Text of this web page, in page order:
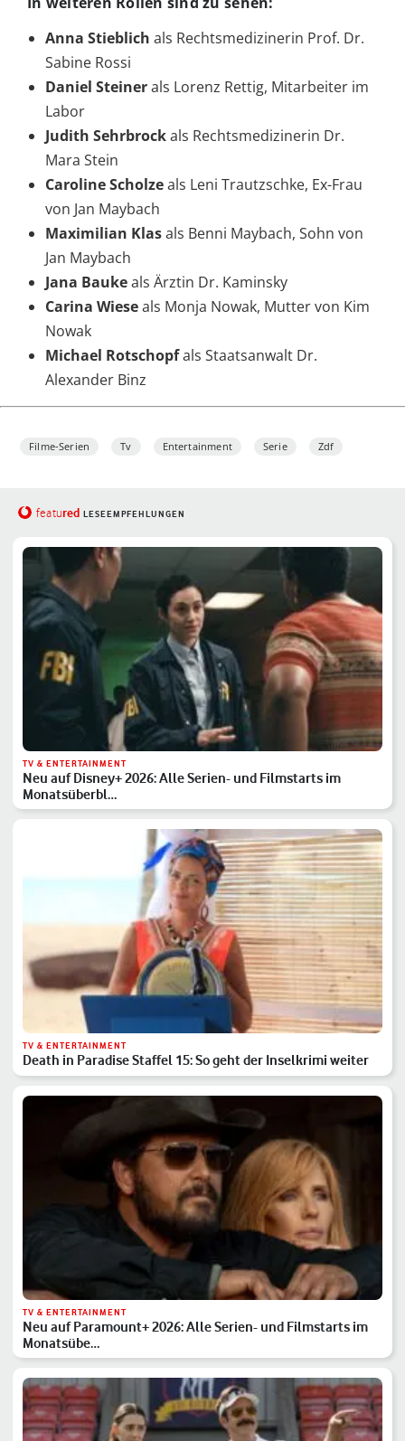
Anna Stieblich als Rechtsmedizinerin Prof. Dr.
Sabine Rossi
Daniel Steinerals Lorenz Rettig, Mitarbeiter im
Labor
Judith Sehrbrockals Rechtsmedizinerin Dr.
Mara Stein
Caroline Scholzeals Leni Trautzschke, Ex-Frau
von Jan Maybach
Maximilian Klasals Benni Maybach, Sohn von
Jan Maybach
Jana Baukeals Ärztin Dr. Kaminsky
Carina Wieseals Monja Nowak, Mutter von Kim
Nowak
Michael Rotschopfals Staatsanwalt Dr.
Alexander Binz
Filme-Serien Tv Entertainment Serie Zdf
featured LESEEMPFEHLUNGEN
TV & ENTERTAINMENT
Neu auf Disney+ 2026: Alle Serien- und Filmstarts im
Monatsüberbl…
TV & ENTERTAINMENT
Death in Paradise Staffel 15: So geht der Inselkrimi weiter
TV & ENTERTAINMENT
Neu auf Paramount+ 2026: Alle Serien- und Filmstarts im
Monatsübe…